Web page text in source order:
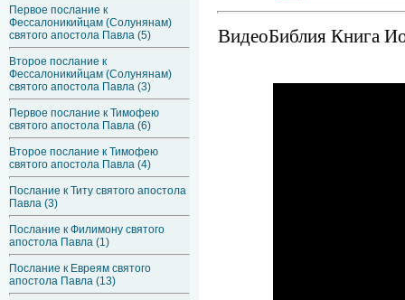
Первое послание к
Фессалоникийцам (Солунянам)
святого апостола Павла (5)
Второе послание к
Фессалоникийцам (Солунянам)
святого апостола Павла (3)
Первое послание к Тимофею
святого апостола Павла (6)
Второе послание к Тимофею
святого апостола Павла (4)
Послание к Титу святого апостола
Павла (3)
Послание к Филимону святого
апостола Павла (1)
Послание к Евреям святого
апостола Павла (13)
ВидеоБиблия Книга